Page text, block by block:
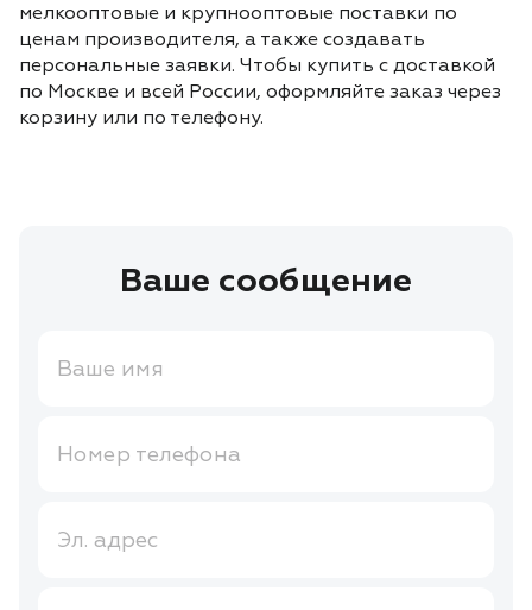
мелкооптовые и крупнооптовые поставки по
ценам производителя, а также создавать
персональные заявки. Чтобы купить с доставкой
по Москве и всей России, оформляйте заказ через
корзину или по телефону.
Ваше сообщение
Ваше имя
Номер телефона
Эл. адрес